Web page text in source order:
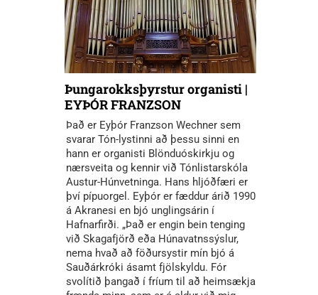
Þungarokksþyrstur organisti |
EYÞÓR FRANZSON
Það er Eyþór Franzson Wechner sem
svarar Tón-lystinni að þessu sinni en
hann er organisti Blönduóskirkju og
nærsveita og kennir við Tónlistarskóla
Austur-Húnvetninga. Hans hljóðfæri er
því pípuorgel. Eyþór er fæddur árið 1990
á Akranesi en bjó unglingsárin í
Hafnarfirði. „Það er engin bein tenging
við Skagafjörð eða Húnavatnssýslur,
nema hvað að föðursystir mín bjó á
Sauðárkróki ásamt fjölskyldu. Fór
svolítið þangað í fríum til að heimsækja